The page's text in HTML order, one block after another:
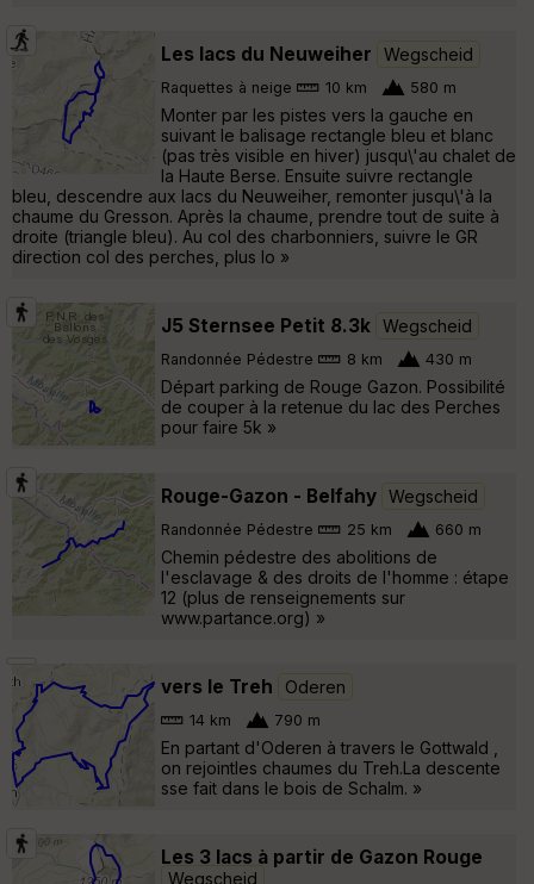
Les lacs du Neuweiher Wegscheid
Raquettes à neige 10 km 580 m
Monter par les pistes vers la gauche en
suivant le balisage rectangle bleu et blanc
(pas très visible en hiver) jusqu\'au chalet de
la Haute Berse. Ensuite suivre rectangle
bleu, descendre aux lacs du Neuweiher, remonter jusqu\'à la
chaume du Gresson. Après la chaume, prendre tout de suite à
droite (triangle bleu). Au col des charbonniers, suivre le GR
direction col des perches, plus lo »
J5 Sternsee Petit 8.3k Wegscheid
Randonnée Pédestre 8 km 430 m
Départ parking de Rouge Gazon. Possibilité
de couper à la retenue du lac des Perches
pour faire 5k »
Rouge-Gazon - Belfahy Wegscheid
Randonnée Pédestre 25 km 660 m
Chemin pédestre des abolitions de
l'esclavage & des droits de l'homme : étape
12 (plus de renseignements sur
www.partance.org) »
vers le Treh Oderen
14 km 790 m
En partant d'Oderen à travers le Gottwald ,
on rejointles chaumes du Treh.La descente
sse fait dans le bois de Schalm. »
Les 3 lacs à partir de Gazon Rouge
Wegscheid